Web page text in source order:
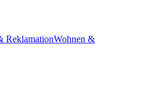
ReklamationWohnen &